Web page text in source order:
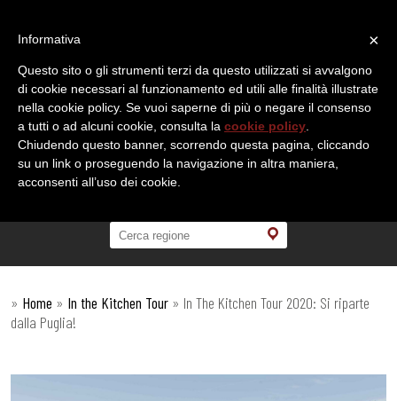
» Home » In the Kitchen Tour » In The Kitchen Tour 2020: Si riparte
dalla Puglia!
×
Informativa
Questo sito o gli strumenti terzi da questo utilizzati si avvalgono
di cookie necessari al funzionamento ed utili alle finalità illustrate
nella cookie policy. Se vuoi saperne di più o negare il consenso
a tutti o ad alcuni cookie, consulta la cookie policy
Chiudendo questo banner, scorrendo questa pagina, cliccando
su un link o proseguendo la navigazione in altra maniera,
acconsenti all’uso dei cookie.